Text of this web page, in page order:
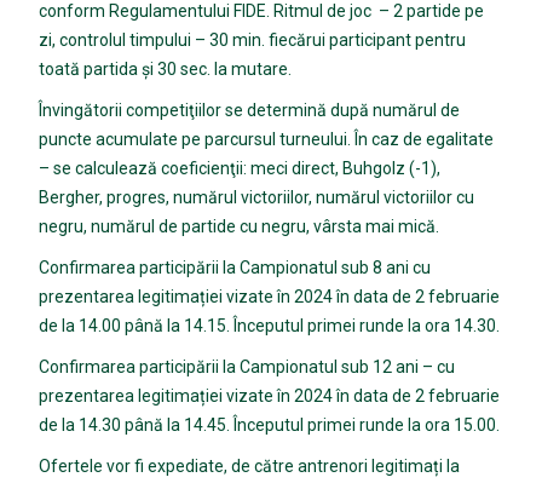
conform Regulamentului FIDE. Ritmul de joc – 2 partide pe
zi, controlul timpului – 30 min. fiecărui participant pentru
toată partida şi 30 sec. la mutare.
Învingătorii competiţiilor se determină după numărul de
puncte acumulate pe parcursul turneului. În caz de egalitate
– se calculează coeficienţii: meci direct, Buhgolz (-1),
Bergher, progres, numărul victoriilor, numărul victoriilor cu
negru, numărul de partide cu negru, vârsta mai mică.
Confirmarea participării la Campionatul sub 8 ani cu
prezentarea legitimației vizate în 2024 în data de 2 februarie
de la 14.00 până la 14.15. Începutul primei runde la ora 14.30.
Confirmarea participării la Campionatul sub 12 ani – cu
prezentarea legitimației vizate în 2024 în data de 2 februarie
de la 14.30 până la 14.45. Începutul primei runde la ora 15.00.
Ofertele vor fi expediate, de către antrenori legitimați la